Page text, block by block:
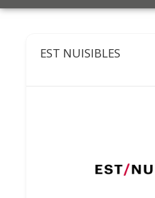
EST NUISIBLES